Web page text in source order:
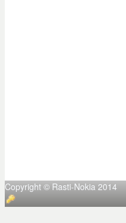
Copyright © Rasti-Nokia 2014